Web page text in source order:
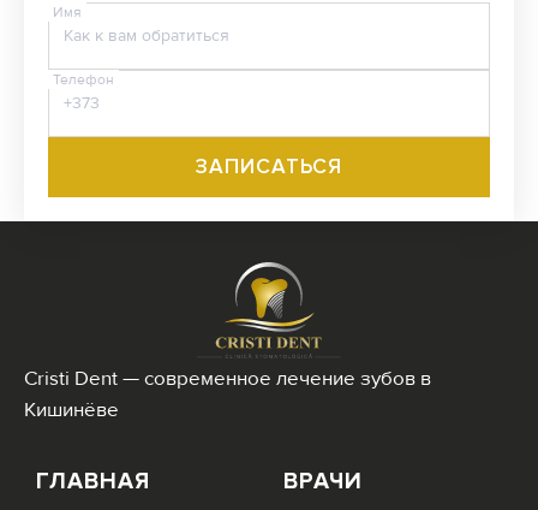
Имя
Телефон
Cristi Dent — современное лечение зубов в
Кишинёве
ГЛАВНАЯ
ВРАЧИ